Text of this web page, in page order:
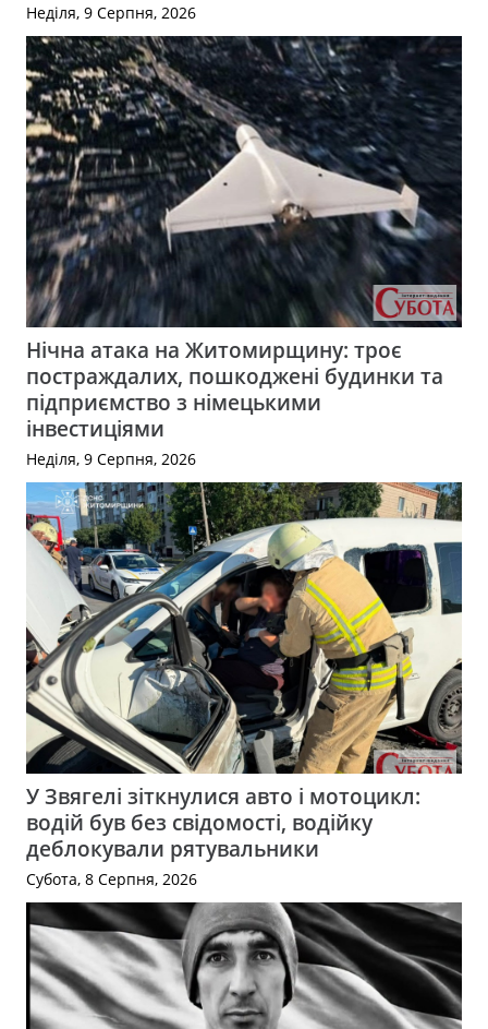
Неділя, 9 Серпня, 2026
Нічна атака на Житомирщину: троє
постраждалих, пошкоджені будинки та
підприємство з німецькими
інвестиціями
Неділя, 9 Серпня, 2026
У Звягелі зіткнулися авто і мотоцикл:
водій був без свідомості, водійку
деблокували рятувальники
Субота, 8 Серпня, 2026